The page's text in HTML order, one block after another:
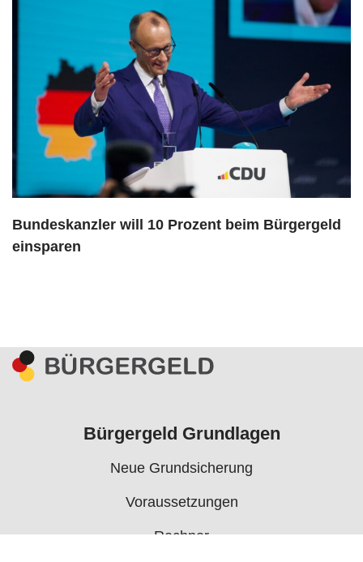
Bundeskanzler will 10 Prozent beim Bürgergeld
einsparen
Bürgergeld Grundlagen
Neue Grundsicherung
Voraussetzungen
Rechner